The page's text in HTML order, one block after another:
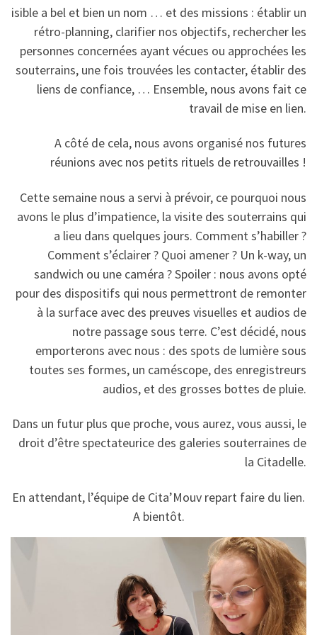
isible a bel et bien un nom … et des missions : établir un
rétro-planning, clarifier nos objectifs, rechercher les
personnes concernées ayant vécues ou approchées les
souterrains, une fois trouvées les contacter, établir des
liens de confiance, … Ensemble, nous avons fait ce
travail de mise en lien.
A côté de cela, nous avons organisé nos futures
réunions avec nos petits rituels de retrouvailles !
Cette semaine nous a servi à prévoir, ce pourquoi nous
avons le plus d’impatience, la visite des souterrains qui
a lieu dans quelques jours. Comment s’habiller ?
Comment s’éclairer ? Quoi amener ? Un k-way, un
sandwich ou une caméra ? Spoiler : nous avons opté
pour des dispositifs qui nous permettront de remonter
à la surface avec des preuves visuelles et audios de
notre passage sous terre. C’est décidé, nous
emporterons avec nous : des spots de lumière sous
toutes ses formes, un caméscope, des enregistreurs
audios, et des grosses bottes de pluie.
Dans un futur plus que proche, vous aurez, vous aussi, le
droit d’être spectateurice des galeries souterraines de
la Citadelle.
En attendant, l’équipe de Cita’Mouv repart faire du lien.
A bientôt.